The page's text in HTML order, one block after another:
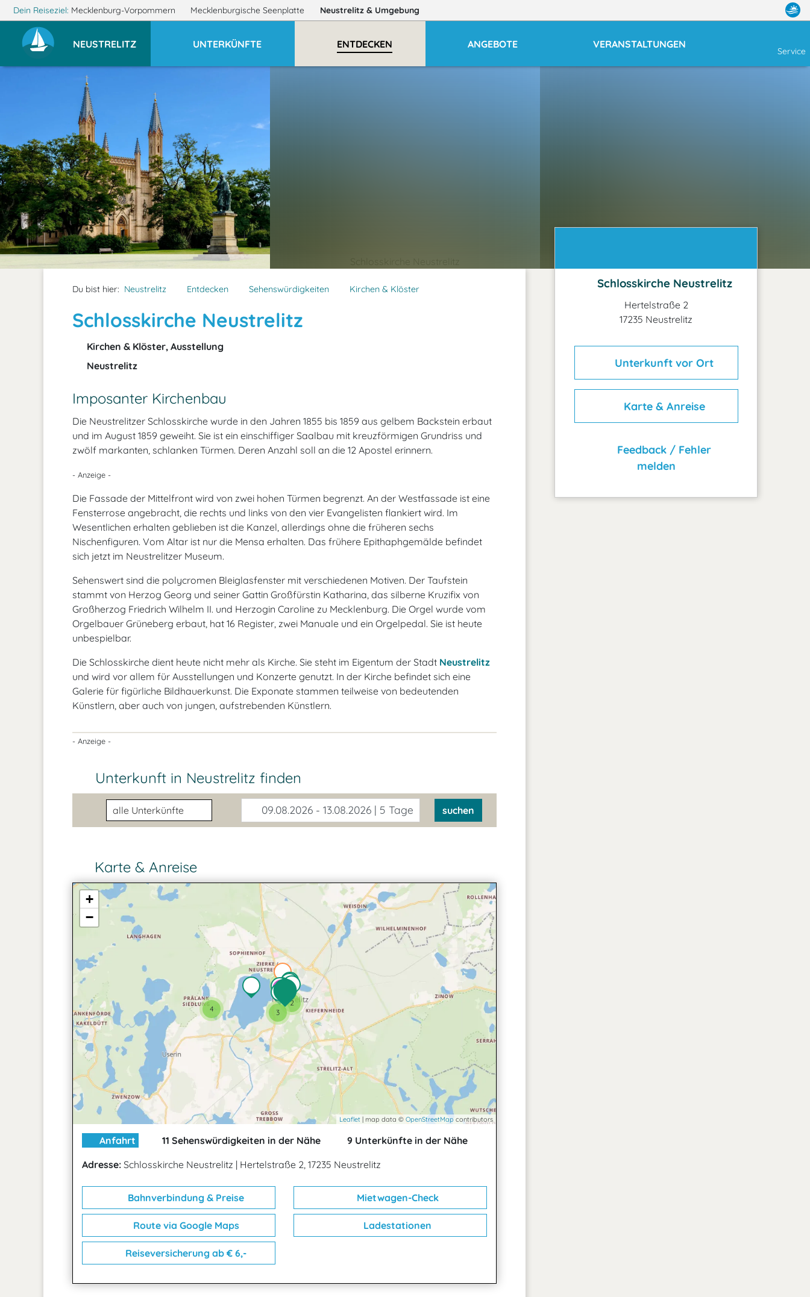
Dein Reiseziel: Mecklenburg-Vorpommern Mecklenburgische Seenplatte Neustrelitz & Umgebung
NEUSTRELITZ UNTERKÜNFTE ENTDECKEN ANGEBOTE VERANSTALTUNGEN
Service
Du bist hier: Neustrelitz Entdecken Sehenswürdigkeiten Kirchen & Klöster
Schlosskirche Neustrelitz
Kirchen & Klöster, Ausstellung
Neustrelitz
Imposanter Kirchenbau
Die Neustrelitzer Schlosskirche wurde in den Jahren 1855 bis 1859 aus gelbem Backstein erbaut
und im August 1859 geweiht. Sie ist ein einschiffiger Saalbau mit kreuzförmigen Grundriss und
zwölf markanten, schlanken Türmen. Deren Anzahl soll an die 12 Apostel erinnern.
- Anzeige -
Die Fassade der Mittelfront wird von zwei hohen Türmen begrenzt. An der Westfassade ist eine
Fensterrose angebracht, die rechts und links von den vier Evangelisten flankiert wird. Im
Wesentlichen erhalten geblieben ist die Kanzel, allerdings ohne die früheren sechs
Nischenfiguren. Vom Altar ist nur die Mensa erhalten. Das frühere Epithaphgemälde befindet
sich jetzt im Neustrelitzer Museum.
Sehenswert sind die polycromen Bleiglasfenster mit verschiedenen Motiven. Der Taufstein
stammt von Herzog Georg und seiner Gattin Großfürstin Katharina, das silberne Kruzifix von
Großherzog Friedrich Wilhelm II. und Herzogin Caroline zu Mecklenburg. Die Orgel wurde vom
Orgelbauer Grüneberg erbaut, hat 16 Register, zwei Manuale und ein Orgelpedal. Sie ist heute
unbespielbar.
Die Schlosskirche dient heute nicht mehr als Kirche. Sie steht im Eigentum der Stadt Neustrelitz
und wird vor allem für Ausstellungen und Konzerte genutzt. In der Kirche befindet sich eine
Galerie für figürliche Bildhauerkunst. Die Exponate stammen teilweise von bedeutenden
Künstlern, aber auch von jungen, aufstrebenden Künstlern.
- Anzeige -
Unterkunft in Neustrelitz finden
Unterkunftsart 09.08.2026 - 13.08.2026 | 5 Tage suchen
Karte & Anreise
4
2
3
+
−
Leaflet | map data © OpenStreetMap contributors
Anfahrt 11 Sehenswürdigkeiten in der Nähe
9 Unterkünfte in der Nähe
Adresse: Schlosskirche Neustrelitz | Hertelstraße 2, 17235 Neustrelitz
Bahnverbindung & Preise Mietwagen-Check
Route via Google Maps Ladestationen
Reiseversicherung ab € 6,-
Schlosskirche Neustrelitz
Hertelstraße 2
17235 Neustrelitz
Unterkunft vor Ort
Karte & Anreise
Feedback / Fehler
melden